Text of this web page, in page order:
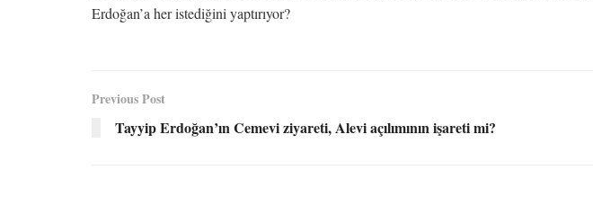
Erdoğan’a her istediğini yaptırıyor?
Previous Post
Tayyip Erdoğan’ın Cemevi ziyareti, Alevi açılımının işareti mi?